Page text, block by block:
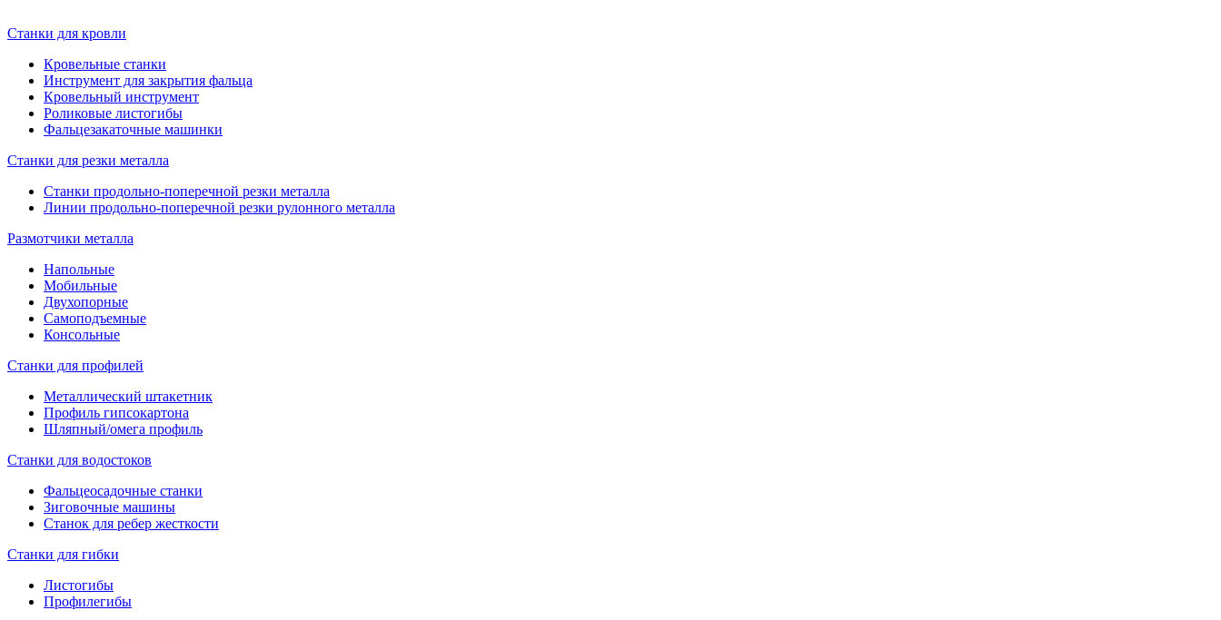
Станки для кровли
Кровельные станки
Инструмент для закрытия фальца
Кровельный инструмент
Роликовые листогибы
Фальцезакаточные машинки
Станки для резки металла
Станки продольно-поперечной резки металла
Линии продольно-поперечной резки рулонного металла
Размотчики металла
Напольные
Мобильные
Двухопорные
Самоподъемные
Консольные
Станки для профилей
Металлический штакетник
Профиль гипсокартона
Шляпный/омега профиль
Станки для водостоков
Фальцеосадочные станки
Зиговочные машины
Станок для ребер жесткости
Станки для гибки
Листогибы
Профилегибы